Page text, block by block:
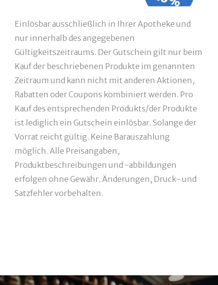
Einlösbar ausschließlich in Ihrer Apotheke und
nur innerhalb des angegebenen
Gültigkeitszeitraums. Der Gutschein gilt nur beim
Kauf der beschriebenen Produkte im genannten
Zeitraum und kann nicht mit anderen Aktionen,
Rabatten oder Coupons kombiniert werden. Pro
Kauf des entsprechenden Produkts/der Produkte
ist lediglich ein Gutschein einlösbar. Solange der
Vorrat reicht gültig. Keine Barauszahlung
möglich. Alle Preisangaben,
Produktbeschreibungen und -abbildungen
erfolgen ohne Gewähr. Änderungen, Druck- und
Satzfehler vorbehalten.